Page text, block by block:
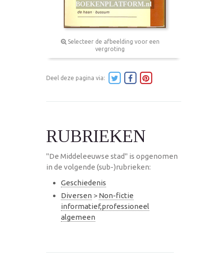
Selecteer de afbeelding voor een
vergroting
Deel deze pagina via:
RUBRIEKEN
"De Middeleeuwse stad" is opgenomen
in de volgende (sub-)rubrieken:
Geschiedenis
Diversen > Non-fictie
informatief,professioneel
algemeen